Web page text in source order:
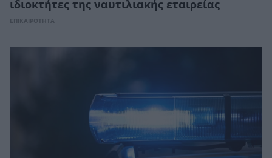
ιδιοκτήτες της ναυτιλιακής εταιρείας
ΕΠΙΚΑΙΡΟΤΗΤΑ